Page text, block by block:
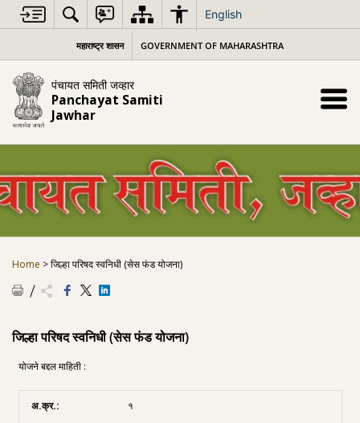
content
English
महाराष्ट्र शासन GOVERNMENT OF MAHARASHTRA
पंचायत समिती जव्हार
Panchayat Samiti
Jawhar
Home >जिल्हा परिषद स्वनिधी (सेस फंड योजना)
जिल्हा परिषद स्वनिधी (सेस फंड योजना)
योजने बद्दल माहिती :
१